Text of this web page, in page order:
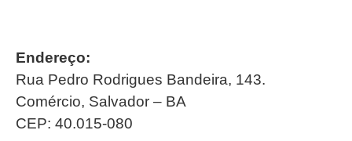
Endereço:
Rua Pedro Rodrigues Bandeira, 143.
Comércio, Salvador – BA
CEP: 40.015-080